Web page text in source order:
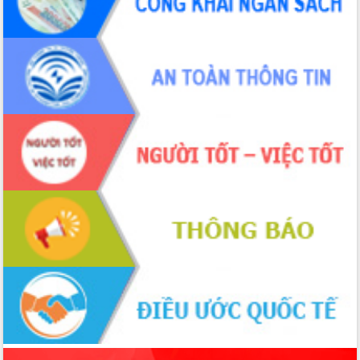
cải cách hành chính tỉnh Đắk Lắk
Kết nối tour, đẩy mạnh chuyển đổi số
để phát triển du lịch Đắk Lắk
Khởi động Dự án Đầu tư xây dựng hạ
tầng kỹ thuật Cụm công nghiệp Tân
Tiến
Gặp mặt các cơ quan báo chí nhân Kỷ
niệm 101 năm Ngày Báo chí Cách
mạng Việt Nam
Đắk Lắk sơ kết 4 năm triển khai thực
hiện Đề án 06 của Chính phủ
Họp báo thông tin về Hội nghị Công bố
Quy hoạch và Xúc tiến đầu tư tỉnh Đắk
Lắk
Khơi thông điểm nghẽn, đẩy nhanh
giải ngân vốn khắc phục thiên tai
HĐND tỉnh thông qua điều chỉnh Quy
hoạch tỉnh thời kỳ 2021-2030
Hội thảo góp ý hồ sơ điều chỉnh quy
hoạch tỉnh Đắk Lắk thời kỳ 2021-2030,